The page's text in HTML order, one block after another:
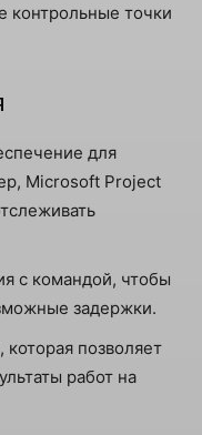
контрольные точки
для
Microsoft Project
с командой, чтобы
задержки.
позволяет
работ на